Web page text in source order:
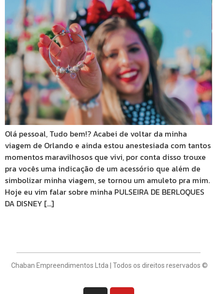
Olá pessoal, Tudo bem!? Acabei de voltar da minha
viagem de Orlando e ainda estou anestesiada com tantos
momentos maravilhosos que vivi, por conta disso trouxe
pra vocês uma indicação de um acessório que além de
simbolizar minha viagem, se tornou um amuleto pra mim.
Hoje eu vim falar sobre minha PULSEIRA DE BERLOQUES
DA DISNEY […]
Chaban Empreendimentos Ltda | Todos os direitos reservados ©